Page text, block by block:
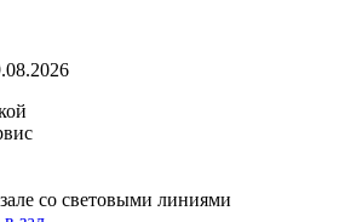
со световыми линиями